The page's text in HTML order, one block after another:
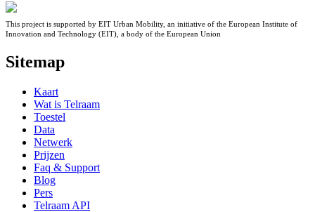
This project is supported by EIT Urban Mobility, an initiative of the European Institute of
Innovation and Technology (EIT), a body of the European Union
Sitemap
Kaart
Wat is Telraam
Toestel
Data
Netwerk
Prijzen
Faq & Support
Blog
Pers
Telraam API